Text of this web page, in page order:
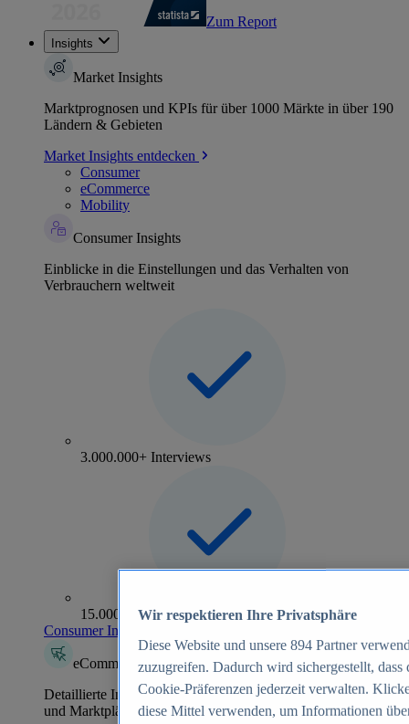
Zum Report
Insights
Market Insights
Marktprognosen und KPIs für über 1000 Märkte in über 190
Ländern & Gebieten
Market Insights entdecken
Consumer
eCommerce
Mobility
Consumer Insights
Einblicke in die Einstellungen und das Verhalten von
Verbrauchern weltweit
3.000.000+ Interviews
15.000+ Marken
Consumer Insights entdecken
eCommerce Insights
Detaillierte Informationen zu mehr als 39.000 Online-Shops
und Marktplätzen
Wir respektieren Ihre Privatsphäre
Diese Website und unsere 894 Partner
zuzugreifen. Dadurch wird sichergestellt,
Cookie-Präferenzen jederzeit verwalten.
diese Mittel verwenden, um Informationen